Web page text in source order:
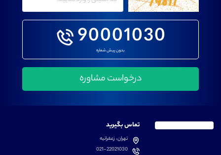
90001030
بدون پیش شماره
تماس بگیرید
تهران، زعفرانیه
021-22021030